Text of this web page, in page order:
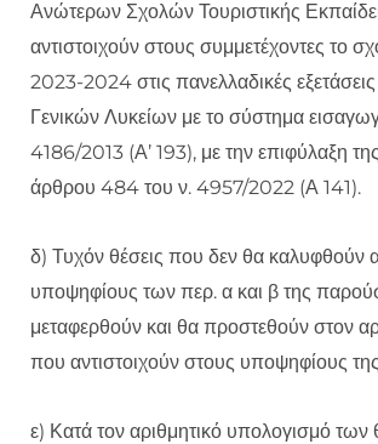
Ανώτερων Σχολών Τουριστικής
αντιστοιχούν στους συμμετέχοντες το
2023-2024 στις πανελλαδικές
Γενικών Λυκείων με το σύστημα
4186/2013 (Α’ 193), με την επιφύλαξη
άρθρου 484 του ν. 4957/2022 (Α 141).
δ) Τυχόν θέσεις που δεν θα καλυφθούν
υποψηφίους των περ. α και β της
μεταφερθούν και θα προστεθούν στον
που αντιστοιχούν στους υποψηφίους
ε) Κατά τον αριθμητικό υπολογισμό των